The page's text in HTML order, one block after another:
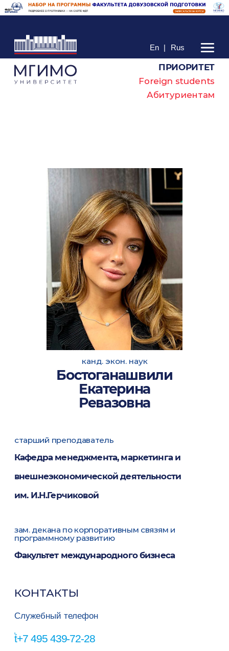
En | Rus
ПРИОРИТЕТ
Foreign students
Абитуриентам
канд. экон. наук
Бостоганашвили
Екатерина
Ревазовна
старший преподаватель
Кафедра менеджмента, маркетинга и
внешнеэкономической деятельности
им. И.Н.Герчиковой
зам. декана по корпоративным связям и
программному развитию
Факультет международного бизнеса
КОНТАКТЫ
Служебный телефон
+7 495 439-72-28